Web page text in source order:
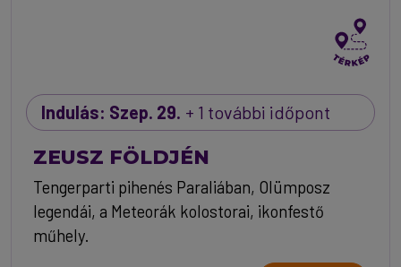
Indulás: Szep. 29. + 1 további időpont
ZEUSZ FÖLDJÉN
Tengerparti pihenés Paraliában, Olümposz
legendái, a Meteorák kolostorai, ikonfestő
műhely.